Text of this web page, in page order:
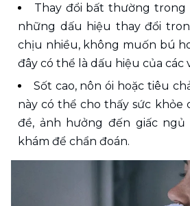
Thay đổi bất thường trong
những dấu hiệu thay đổi
chịu nhiều, không muốn bú
đây có thể là dấu hiệu của các
Sốt cao, nôn ói hoặc tiêu
này có thể cho thấy sức khỏe
đề, ảnh hưởng đến giấc ngủ
khám để chẩn đoán.